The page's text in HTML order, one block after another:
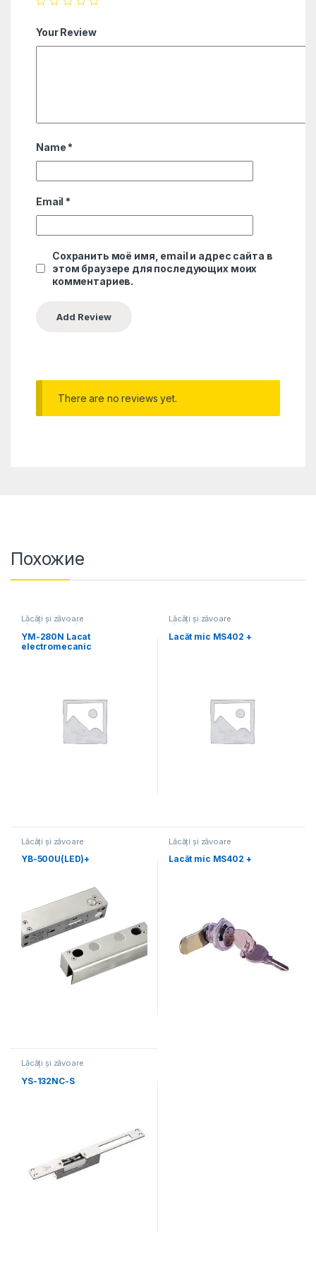
Your Review
Name *
Email *
Сохранить моё имя, email и адрес сайта в
этом браузере для последующих моих
комментариев.
There are no reviews yet.
Похожие
Lăcăți și zăvoare
electromecanice
YM-280N Lacat
electromecanic
Lăcăți și zăvoare
electromecanice
Lacăt mic MS402 +
Lăcăți și zăvoare
electromecanice
YB-500U(LED)+
Lăcăți și zăvoare
electromecanice
Lacăt mic MS402 +
Lăcăți și zăvoare
electromecanice
YS-132NC-S